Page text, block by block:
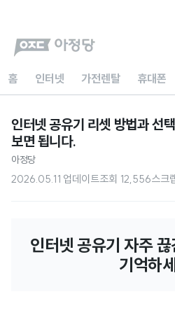
홈 인터넷 가전렌탈 휴대폰
인터넷 공유기 리셋 방법과 선
보면 됩니다.
아정당
2026.05.11 업데이트조회 12,556스크
인터넷 공유기 자주
기억하